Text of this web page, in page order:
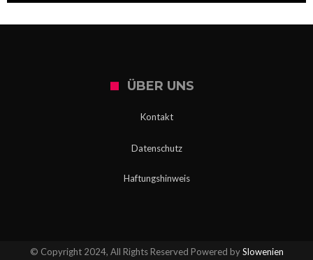
ÜBER UNS
Kontakt
Datenschutz
Haftungshinweis
© Copyright 2024, All Rights Reserved Powered bySlowenien